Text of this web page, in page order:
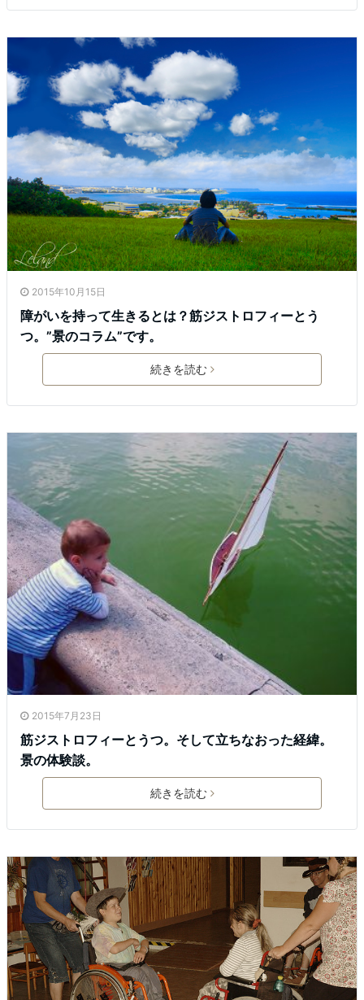
2015年10月15日
障がいを持って生きるとは？筋ジストロフィーとう
つ。”景のコラム”です。
続きを読む
2015年7月23日
筋ジストロフィーとうつ。そして立ちなおった経緯。
景の体験談。
続きを読む